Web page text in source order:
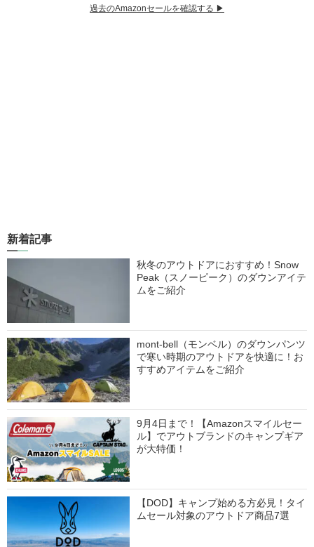
過去のAmazonセールを確認する ▶︎
新着記事
秋冬のアウトドアにおすすめ！Snow
Peak（スノーピーク）のダウンアイテ
ムをご紹介
mont-bell（モンベル）のダウンパンツ
で寒い時期のアウトドアを快適に！お
すすめアイテムをご紹介
9月4日まで！【Amazonスマイルセー
ル】でアウトブランドのキャンプギア
が大特価！
【DOD】キャンプ始める方必見！タイ
ムセール対象のアウトドア商品7選